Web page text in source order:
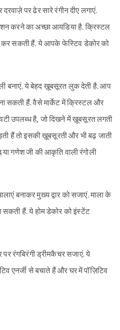
पर ढेर सारे रंगीन दीए लगाएं.
करने का अच्छा आयडिया है. क्रिस्टल
कर सकती हैं. ये आपके फेस्टिव डेकोर को
बनाएं. ये बेहद ख़ूबसूरत लुक देती है. आप
सकती हैं. वैसे मार्केट में क्रिस्टल और
उपलब्ध है, जो दिखने में ख़ूबसूरत लगती
हैं तो इसकी ख़ूबसूरती और भी बढ़ जाती
या गणेश जी की आकृति वाली रंगोली
बनाकर मुख्य द्वार को सजाएं. माला के
सकती हैं. ये होम डेकोर को इंस्टेंट
पर रंगबिरंगी ड्रीमकैचर सजाएं. ये
एनर्जी से बचाते हैं और घर में पॉज़िटिव